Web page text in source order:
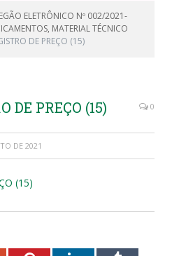
ELETRÔNICO Nº 002/2021-
MATERIAL TÉCNICO
DE PREÇO (15)
DE PREÇO (15) 0
DE 2021
(15)